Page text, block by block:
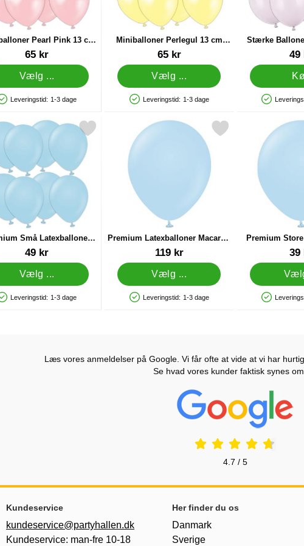
Pearl Pink 13 cm
100-pak
65 kr
Vælg ...
På lager
Leveringstid: 1-3 dage
Miniballoner Perlegul 13 cm
100-pak
65 kr
Vælg ...
Produkttilgængelighed: På lager
Leveringstid: 1-3 dage
Stærke
Pastel 1249
pak som favorit
Små Latexballoner
Macaron Blue 100-pak
49 kr
Vælg ...
På lager
Leveringstid: 1-3 dage
Små Latexballoner Macaron Blue 100-pak som favorit
Premium Latexballoner Macaron
Blue 100-pak
Varenr 44851119 kr
Vælg ...
Produkttilgængelighed: På lager
Leveringstid: 1-3 dage
Markér premium Latexballoner Macaron Blue 100-pak
Premium
39
Markér premium
Læs vores anmeldelser på Google. Vi får ofte at vide at vi har
Se hvad vores kunder faktisk synes om
Prisjakt
4.7 / 5
og links
Kundeservice
kundeservice@partyhallen.dk
Kundeservice: man-fre 10-18
Her finder du os
Danmark
Sverige